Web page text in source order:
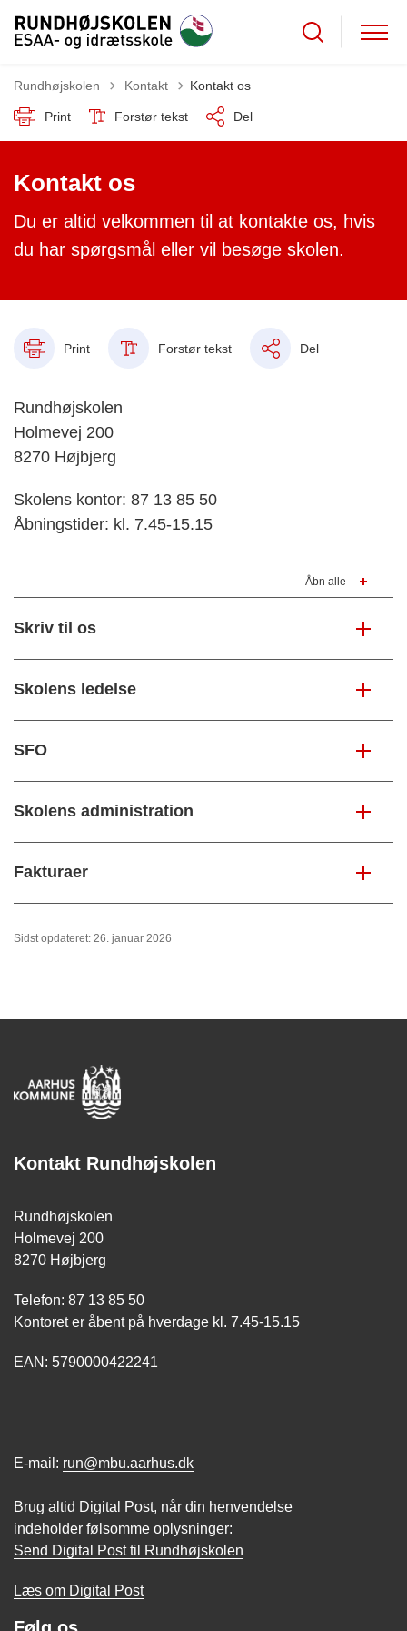
Rundhøjskolen Tilbage til
Kontakt Kontakt os
Print Forstør tekst Del
Kontakt os
Du er altid velkommen til at kontakte os, hvis
du har spørgsmål eller vil besøge skolen.
Print Forstør tekst Del
Rundhøjskolen
Holmevej 200
8270 Højbjerg
Skolens kontor: 87 13 85 50
Åbningstider: kl. 7.45-15.15
Åbn alle
Skriv til os
Skolens ledelse
SFO
Skolens administration
Fakturaer
Sidst opdateret: 26. januar 2026
Kontakt Rundhøjskolen
Rundhøjskolen
Holmevej 200
8270 Højbjerg
Telefon: 87 13 85 50
Kontoret er åbent på hverdage kl. 7.45-15.15
EAN: 5790000422241
E-mail: run@mbu.aarhus.dk
Brug altid Digital Post, når din henvendelse
indeholder følsomme oplysninger:
Send Digital Post til Rundhøjskolen
Læs om Digital Post